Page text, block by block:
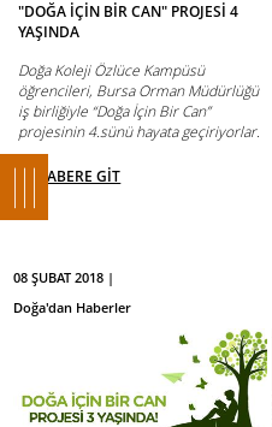
"DOĞA İÇİN BİR CAN" PROJESİ 4
YAŞINDA
Doğa Koleji Özlüce Kampüsü
öğrencileri, Bursa Orman Müdürlüğü
iş birliğiyle “Doğa İçin Bir Can”
projesinin 4.sünü hayata geçiriyorlar.
HABERE GİT
08 ŞUBAT 2018 |
Doğa'dan Haberler